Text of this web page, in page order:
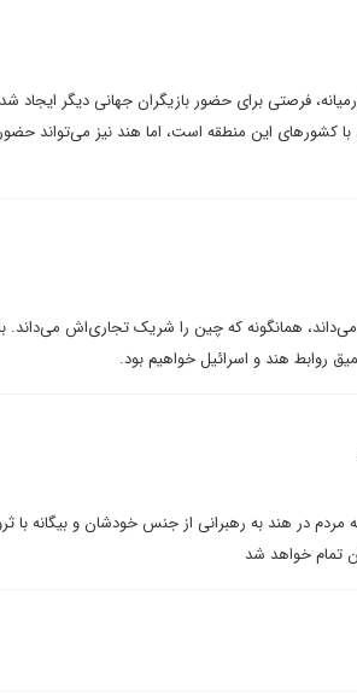
فرصتی برای حضور بازیگران جهانی دیگر ایجاد
این منطقه است، اما هند نیز می‌تواند
می‌داند، همانگونه که چین را شریک تجاری‌اش می‌داند.
روابط هند و اسرائیل خواهیم بود.
مردم در هند به رهبرانی از جنس خودشان و بیگانه با
تمام خواهد شد